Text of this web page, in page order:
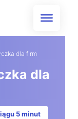
dla firm
dla
5 minut